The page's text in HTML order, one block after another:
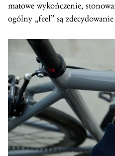
matowe wykończenie,
ogólny „feel” są zdecydowanie